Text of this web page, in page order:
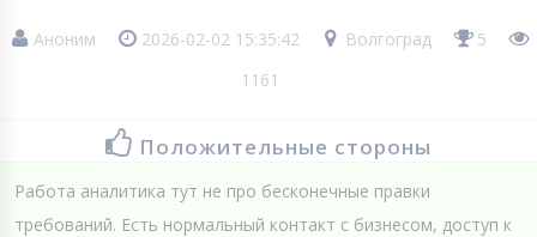
Аноним 2026-02-02 15:35:42 Волгоград
5
1161
Положительные стороны
Работа аналитика тут не про бесконечные правки
требований. Есть нормальный контакт с бизнесом, доступ к